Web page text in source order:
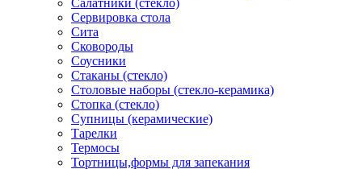
Сервировка стола
Сита
Сковороды
Соусники
Стаканы (стекло)
Столовые наборы (стекло-керамика)
Стопка (стекло)
Супницы (керамические)
Тарелки
Термосы
Тортницы,формы для запекания